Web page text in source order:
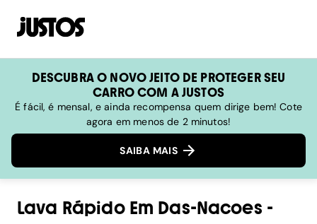
DESCUBRA O NOVO JEITO DE PROTEGER SEU
CARRO COM A JUSTOS
É fácil, é mensal, e ainda recompensa quem dirige bem! Cote
agora em menos de 2 minutos!
SAIBA MAIS
Lava RápidoEm Das-Nacoes -